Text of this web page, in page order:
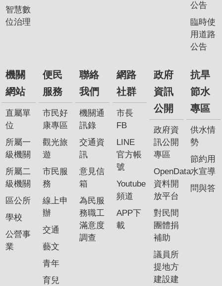
智慧數
位治理
公告
臨時使
用道路
公告
機關
網站
直屬單
位
所屬一
級機關
所屬二
級機關
區公所
學校
公營事
業
便民
服務
市民好
康專區
觀光旅
遊
市民服
務
線上申
辦
交通
藝文
青年
育兒
聯絡
我們
機關通
訊錄
交通資
訊
意見信
箱
為民服
務職工
滿意度
調查
網路
社群
市長
FB
LINE
官方帳
號
Youtube
頻道
APP下
載
政府
資訊
公開
政府資
訊公開
專區
OpenData
資料開
放平台
對民間
團體捐
補助
議員所
提地方
建設建
抗旱
節水
專區
供水情
勢
節約用
水宣導
問與答